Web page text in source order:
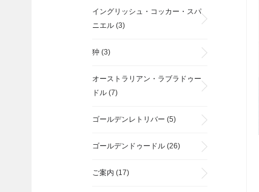
イングリッシュ・コッカー・スパ
ニエル (3)
狆 (3)
オーストラリアン・ラブラドゥー
ドル (7)
ゴールデンレトリバー (5)
ゴールデンドゥードル (26)
ご案内 (17)